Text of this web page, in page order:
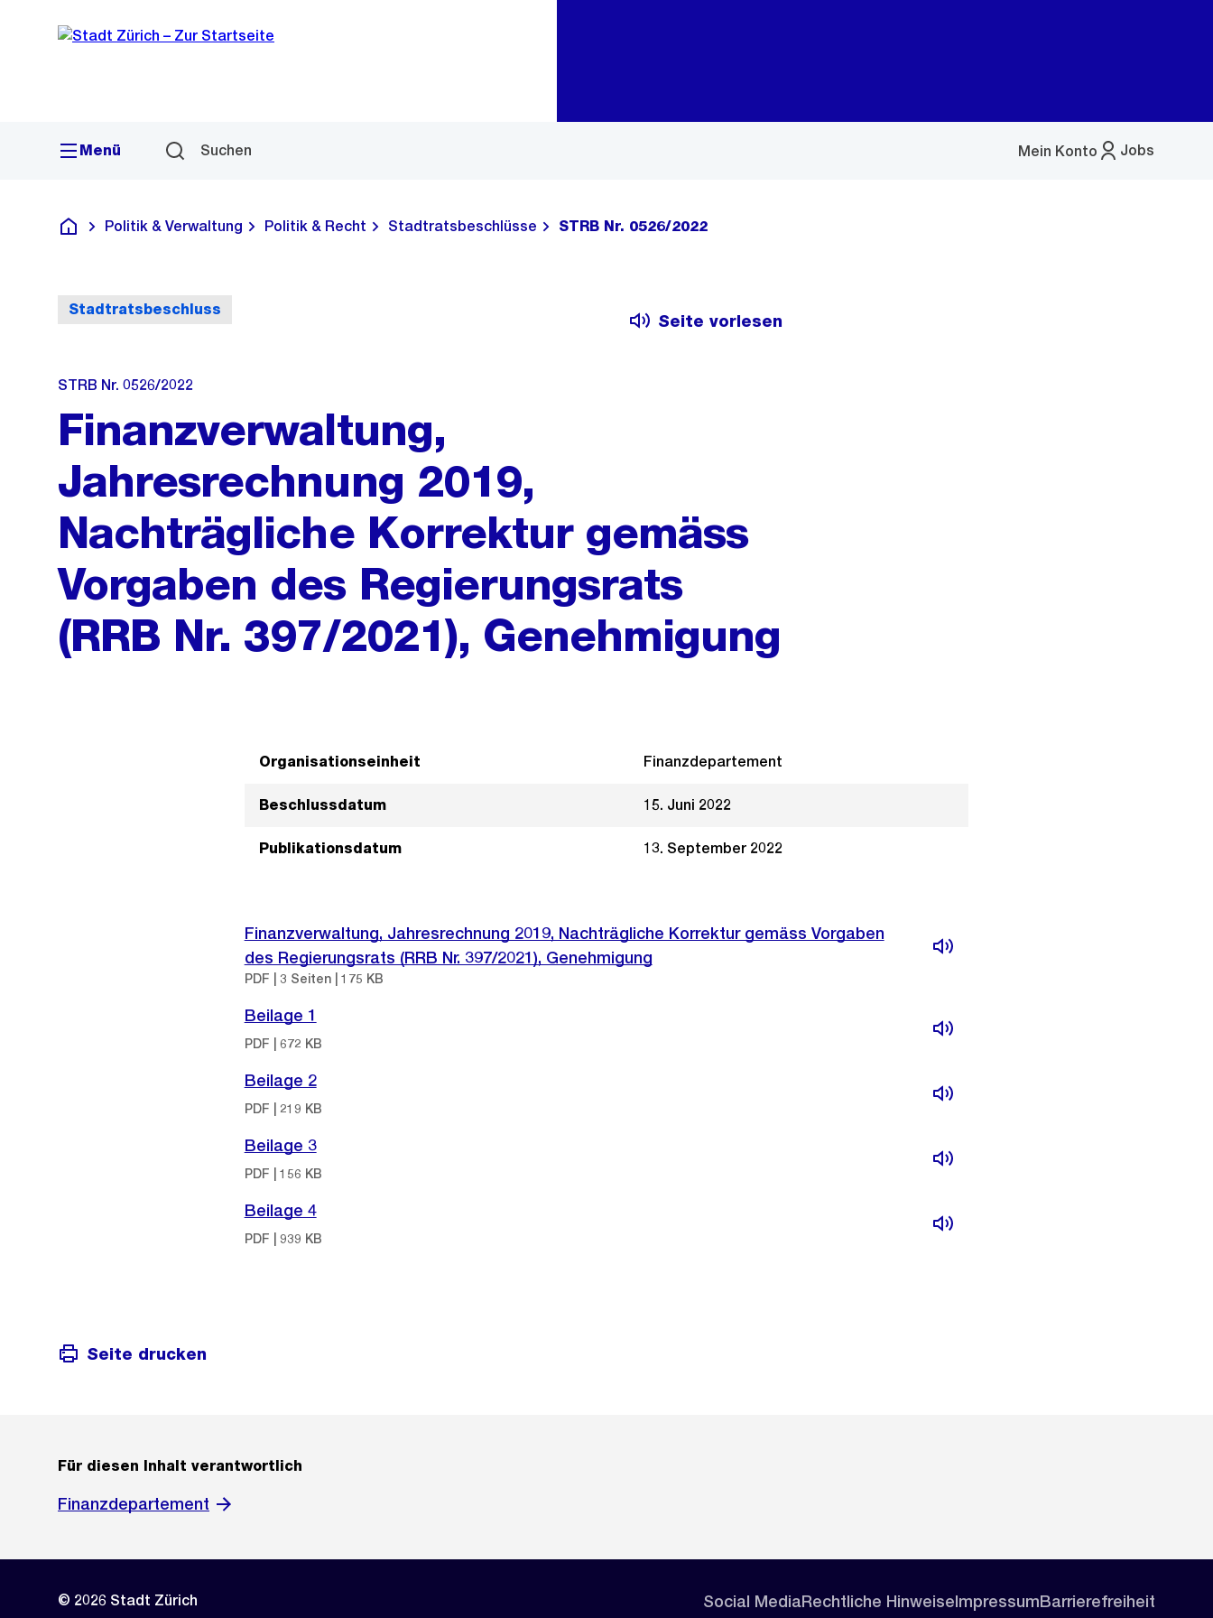
Navigation
Sprunglink
Menü Suchen Jobs
Mein Konto
Menü
Deutsch
Politik & Verwaltung Politik & Recht Stadtratsbeschlüsse STRB Nr. 0526/2022
Stadtratsbeschluss
Seite vorlesen
STRB Nr. 0526/2022
Finanzverwaltung,
Jahresrechnung 2019,
Nachträgliche Korrektur gemäss
Vorgaben des Regierungsrats
(RRB Nr. 397/2021), Genehmigung
Organisationseinheit Finanzdepartement
Beschlussdatum 15. Juni 2022
Publikationsdatum 13. September 2022
Finanzverwaltung, Jahresrechnung 2019, Nachträgliche Korrektur gemäss Vorgaben
des Regierungsrats (RRB Nr. 397/2021), Genehmigung
PDF | 3 Seiten | 175 KB
Beilage 1
PDF | 672 KB
Beilage 2
PDF | 219 KB
Beilage 3
PDF | 156 KB
Beilage 4
PDF | 939 KB
Seite drucken
Für diesen Inhalt verantwortlich
Finanzdepartement
© 2026 Stadt Zürich Social MediaRechtliche HinweiseImpressumBarrierefreiheit